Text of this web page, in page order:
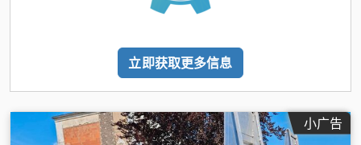
立即获取更多信息
小广告